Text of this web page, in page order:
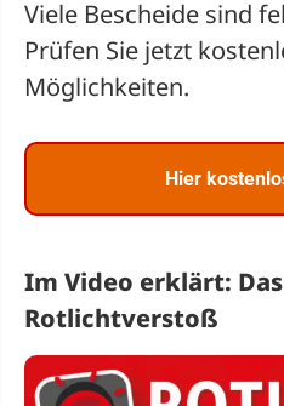
Viele Bescheide sind
Prüfen Sie jetzt
Möglichkeiten.
Hier
Im Video erklärt:
Rotlichtverstoß